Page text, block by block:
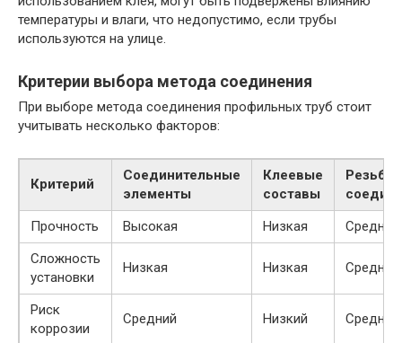
температуры и влаги, что недопустимо, если трубы
используются на улице.
Критерии выбора метода соединения
При выборе метода соединения профильных труб стоит
учитывать несколько факторов:
Критерий
Соединительные
элементы
Клеевые
составы
Прочность
Высокая Низкая
Средняя
Сложность
установки
Низкая Низкая Средняя
Риск
коррозии
Средний Низкий Средний